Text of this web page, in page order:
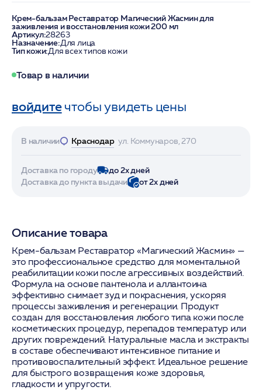
Крем-бальзам Реставратор Магический Жасмин для
заживления и восстановления кожи 200 мл
Артикул:28263
Назначение:Для лица
Тип кожи:Для всех типов кожи
Товар в наличии
войдитечтобы увидеть цены
В наличии Краснодар ул. Коммунаров, 270
Доставка по городу
до 2х дней
Доставка до пункта выдачи
от 2х дней
Описание товара
Крем-бальзам Реставратор «Магический Жасмин» —
это профессиональное средство для моментальной
реабилитации кожи после агрессивных воздействий.
Формула на основе пантенола и аллантоина
эффективно снимает зуд и покраснения, ускоряя
процессы заживления и регенерации. Продукт
создан для восстановления любого типа кожи после
косметических процедур, перепадов температур или
других повреждений. Натуральные масла и экстракты
в составе обеспечивают интенсивное питание и
противовоспалительный эффект. Идеальное решение
для быстрого возвращения коже здоровья,
гладкости и упругости.